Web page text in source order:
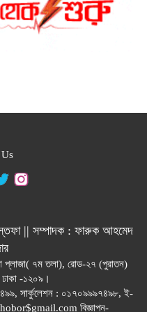
|| সম্পাদক : ফারুক আহমেদ
প্লাজা( ৭ম তলা), রোড-২৭ (পুরাতন)
ঢাকা -১২০৯।
সার্কুলেশন : ০১৭০৯৯৯৭৪৯৮, ই-
বিজ্ঞাপন-